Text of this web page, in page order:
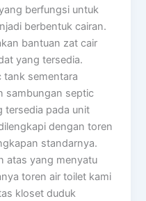
berfungsi untuk
berbentuk cairan.
bantuan zat cair
yang tersedia.
tank sementara
sambungan septic
tersedia pada unit
dengan toren
standarnya.
atas yang menyatu
toren air toilet kami
kloset duduk